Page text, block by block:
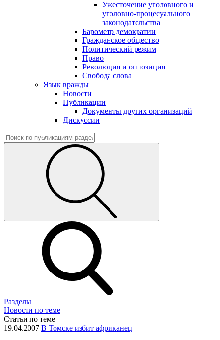
Ужесточение уголовного и
уголовно-процесуального
законодательства
Барометр демократии
Гражданское общество
Политический режим
Право
Революция и оппозиция
Свобода слова
Язык вражды
Новости
Публикации
Документы других организаций
Дискуссии
Разделы
Новости по теме
Статьи по теме
19.04.2007 В Томске избит африканец